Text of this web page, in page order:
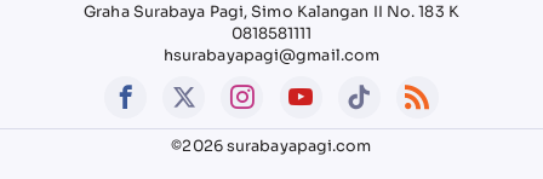
Graha Surabaya Pagi, Simo Kalangan II No. 183 K
0818581111
hsurabayapagi@gmail.com
©2026 surabayapagi.com